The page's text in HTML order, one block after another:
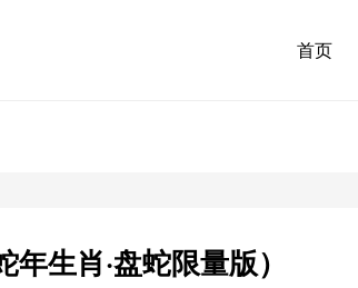
首页
年生肖·盘蛇限量版）